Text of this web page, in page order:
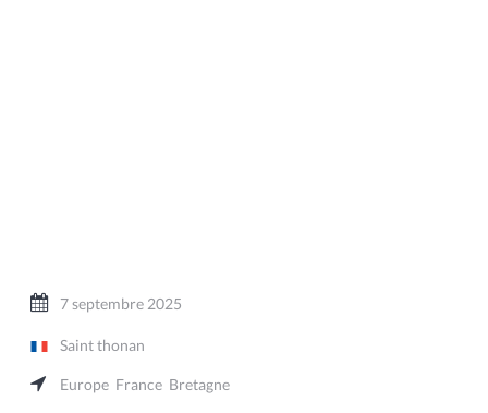
7 septembre 2025
Saint thonan
Europe France Bretagne